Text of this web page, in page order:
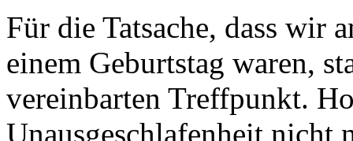
Für die Tatsache, dass wir
einem Geburtstag waren,
vereinbarten Treffpunkt.
Unausgeschlafenheit nicht